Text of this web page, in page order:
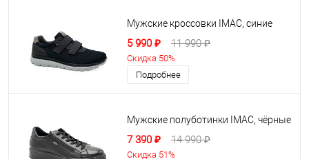
Мужские кроссовки IMAC, синие
5 990 ₽ 11 990 ₽
Скидка 50%
Подробнее
Мужские полуботинки IMAC, чёрные
7 390 ₽ 14 990 ₽
Скидка 51%